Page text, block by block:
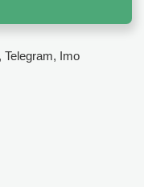
Telegram, Imo